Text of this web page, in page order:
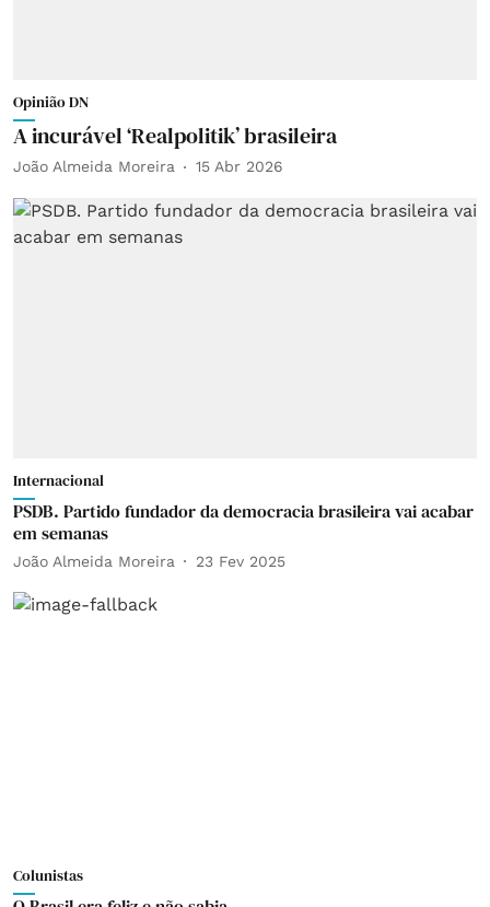
Opinião DN
A incurável ‘Realpolitik’ brasileira
João Almeida Moreira 15 Abr 2026
Internacional
PSDB. Partido fundador da democracia brasileira vai acabar
em semanas
João Almeida Moreira 23 Fev 2025
Colunistas